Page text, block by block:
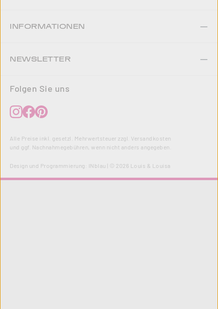
INFORMATIONEN
NEWSLETTER
Folgen Sie uns
Alle Preise inkl. gesetzl. Mehrwertsteuer zzgl. Versandkosten
und ggf. Nachnahmegebühren, wenn nicht anders angegeben.
Design und Programmierung: INblau | © 2026 Louis & Louisa